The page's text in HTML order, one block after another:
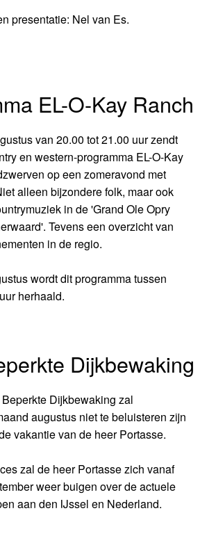
presentatie: Nel van Es.
EL-O-Kay Ranch
van 20.00 tot 21.00 uur zendt
en western-programma EL-O-Kay
op een zomeravond met
alleen bijzondere folk, maar ook
in de 'Grand Ole Opry
Tevens een overzicht van
in de regio.
wordt dit programma tussen
herhaald.
Dijkbewaking
Dijkbewaking zal
augustus niet te beluisteren zijn
vakantie van de heer Portasse.
zal de heer Portasse zich vanaf
weer buigen over de actuele
aan den IJssel en Nederland.